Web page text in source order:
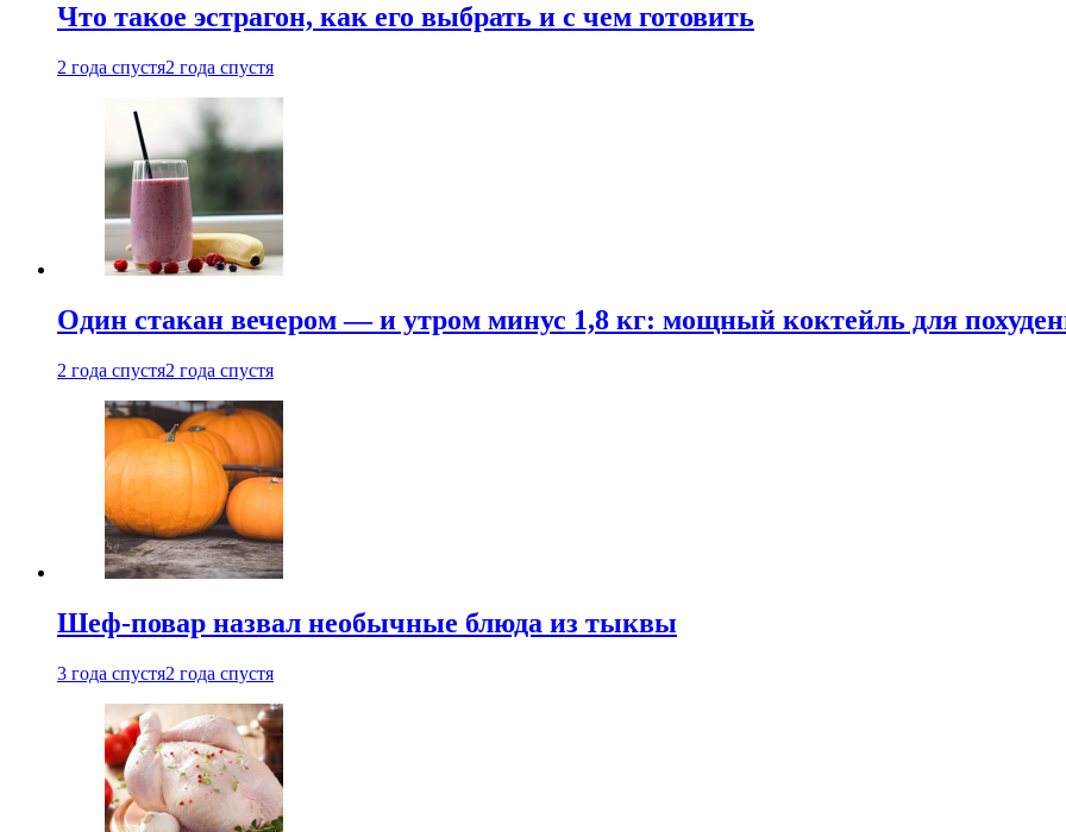
Что такое эстрагон, как его выбрать и с чем готовить
2 года спустя2 года спустя
Один стакан вечером — и утром минус 1,8 кг: мощный коктейль для
2 года спустя2 года спустя
Шеф-повар назвал необычные блюда из тыквы
3 года спустя2 года спустя